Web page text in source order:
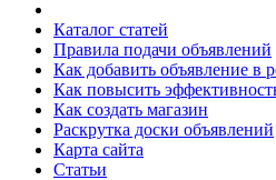
Каталог статей
Правила подачи объявлений
Как добавить объявление в
Как повысить
Как создать магазин
Раскрутка доски объявлений
Карта сайта
Статьи